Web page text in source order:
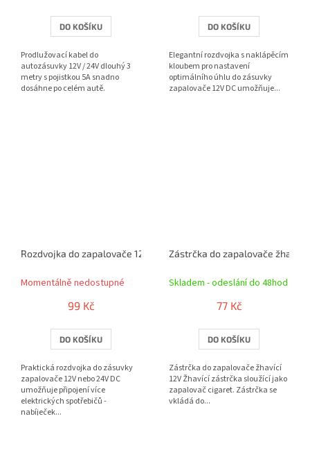
DO KOŠÍKU
Prodlužovací kabel do
autozásuvky 12V / 24V dlouhý 3
metry s pojistkou 5A snadno
dosáhne po celém autě.
DO KOŠÍKU
Elegantní rozdvojka s naklápěcím
kloubem pro nastavení
optimálního úhlu do zásuvky
zapalovače 12V DC umožňuje...
Rozdvojka do zapalovače 12V - do zásuvky zapalovače
Momentálně nedostupné
99 Kč
DO KOŠÍKU
Praktická rozdvojka do zásuvky
zapalovače 12V nebo 24V DC
umožňuje připojení více
elektrických spotřebičů -
nabíječek...
Zástrčka do zapalovače žhavící
Skladem - odeslání do 48hod
77 Kč
DO KOŠÍKU
Zástrčka do zapalovače žhavící
12V Žhavící zástrčka sloužící jako
zapalovač cigaret. Zástrčka se
vkládá do...